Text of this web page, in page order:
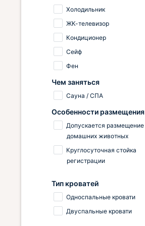
Холодильник
ЖК-телевизор
Кондиционер
Сейф
Фен
Чем заняться
Сауна / СПА
Особенности размещения
Допускается размещение
домашних животных
Круглосуточная стойка
регистрации
Тип кроватей
Односпальные кровати
Двуспальные кровати